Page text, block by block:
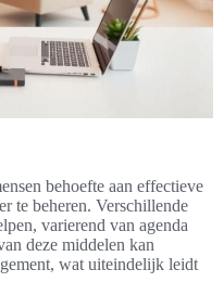
behoefte aan effectieve
te beheren. Verschillende
varierend van agenda
deze middelen kan
wat uiteindelijk leidt